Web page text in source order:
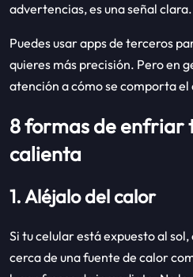
advertencias, es una señal clara.
Puedes usar apps de terceros
quieres más precisión. Pero en
atención a cómo se comporta el
8 formas de enfriar
calienta
1. Aléjalo del calor
Si tu celular está expuesto al
cerca de una fuente de calor